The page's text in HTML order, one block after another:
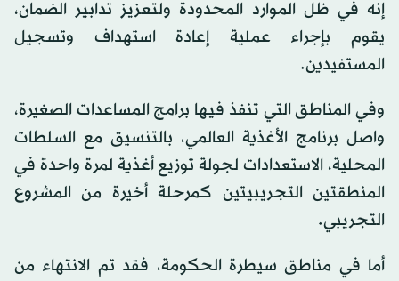
إنه في ظل الموارد المحدودة ولتعزيز تدابير الضمان،
يقوم بإجراء عملية إعادة استهداف وتسجيل
المستفيدين.
وفي المناطق التي تنفذ فيها برامج المساعدات الصغيرة،
واصل برنامج الأغذية العالمي، بالتنسيق مع السلطات
المحلية، الاستعدادات لجولة توزيع أغذية لمرة واحدة في
المنطقتين التجريبيتين كمرحلة أخيرة من المشروع
التجريبي.
أما في مناطق سيطرة الحكومة، فقد تم الانتهاء من